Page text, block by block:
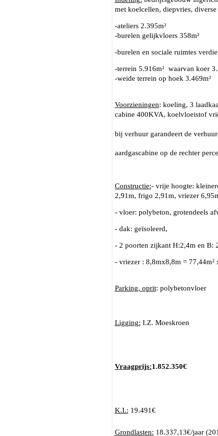
met koelcellen, diepvries,
-ateliers 2.395m²
-burelen gelijkvloers 358m²
-burelen en sociale ruimtes
-terrein 5.916m² waarvan koer
-weide terrein op hoek 3.469m²
Voorzieningen: koeling, 3
cabine 400KVA, koelvloeistof
bij verhuur garandeert de
aardgascabine op de rechter
Constructie:- vrije hoogte:
2,91m, frigo 2,91m, vriezer
- vloer: polybeton, grotendeels
- dak: geïsoleerd,
- 2 poorten zijkant H:2,4m en B:
- vriezer : 8,8mx8,8m = 77,44m²
Parking, oprit: polybetonvloer
Ligging: I.Z. Moeskroen
Vraagprijs:1.852.350€
K.I.: 19.491€
Grondlasten: 18.337,13€/jaar